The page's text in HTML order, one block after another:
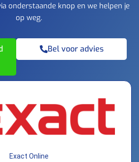
onderstaande knop en we helpen je
op weg.
Bel voor advies
Exact Online